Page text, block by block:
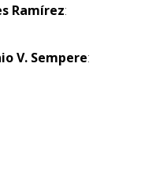
Ramírez:
V. Sempere: